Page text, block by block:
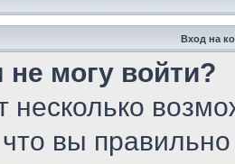
Вход на
не могу войти?
несколько
вы